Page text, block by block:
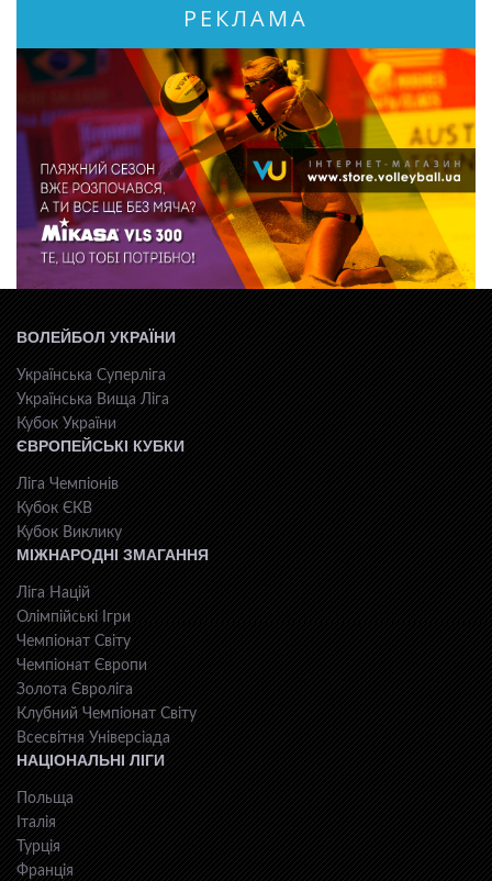
РЕКЛАМА
ВОЛЕЙБОЛ УКРАЇНИ
Українська Суперліга
Українська Вища Ліга
Кубок України
ЄВРОПЕЙСЬКІ КУБКИ
Ліга Чемпіонів
Кубок ЄКВ
Кубок Виклику
МІЖНАРОДНІ ЗМАГАННЯ
Ліга Націй
Олімпійські Ігри
Чемпіонат Світу
Чемпіонат Європи
Золота Євроліга
Клубний Чемпіонат Світу
Всесвiтня Унiверсiaда
НАЦІОНАЛЬНІ ЛІГИ
Польща
Італія
Турція
Франція